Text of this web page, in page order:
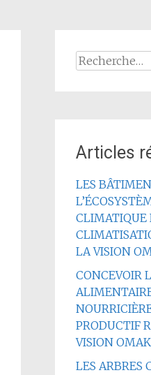
Rechercher :
Articles
LES
CLIMATIQUE
LA VISION
CONCEVOIR
PRODUCTIF
VISION
LES ARBRES